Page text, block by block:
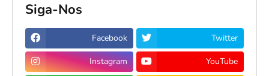
Siga-Nos
Facebook Twitter
Instagram YouTube